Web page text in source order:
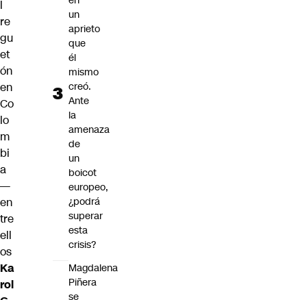
l
re
gu
et
ón
en
Co
lo
m
bi
a
—
en
tre
ell
os
Ka
rol
un
aprieto
que
él
mismo
creó.
Ante
la
amenaza
de
un
boicot
europeo,
¿podrá
superar
esta
crisis?
Magdalena
Piñera
se